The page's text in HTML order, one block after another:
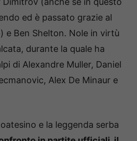
ed è passato grazie al
e Ben Shelton. Nole in virtù
durante la quale ha
di Alexandre Muller, Daniel
Alex De Minaur e
e la leggenda serba